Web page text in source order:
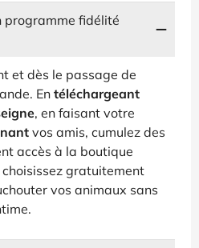
programme fidélité
et dès le passage de
En téléchargeant
, en faisant votre
vos amis, cumulez des
accès à la boutique
choisissez gratuitement
vos animaux sans